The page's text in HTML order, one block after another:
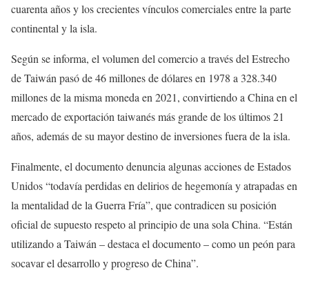
cuarenta años y los crecientes vínculos comerciales entre la parte
continental y la isla.
Según se informa, el volumen del comercio a través del Estrecho
de Taiwán pasó de 46 millones de dólares en 1978 a 328.340
millones de la misma moneda en 2021, convirtiendo a China en el
mercado de exportación taiwanés más grande de los últimos 21
años, además de su mayor destino de inversiones fuera de la isla.
Finalmente, el documento denuncia algunas acciones de Estados
Unidos “todavía perdidas en delirios de hegemonía y atrapadas en
la mentalidad de la Guerra Fría”, que contradicen su posición
oficial de supuesto respeto al principio de una sola China. “Están
utilizando a Taiwán – destaca el documento – como un peón para
socavar el desarrollo y progreso de China”.